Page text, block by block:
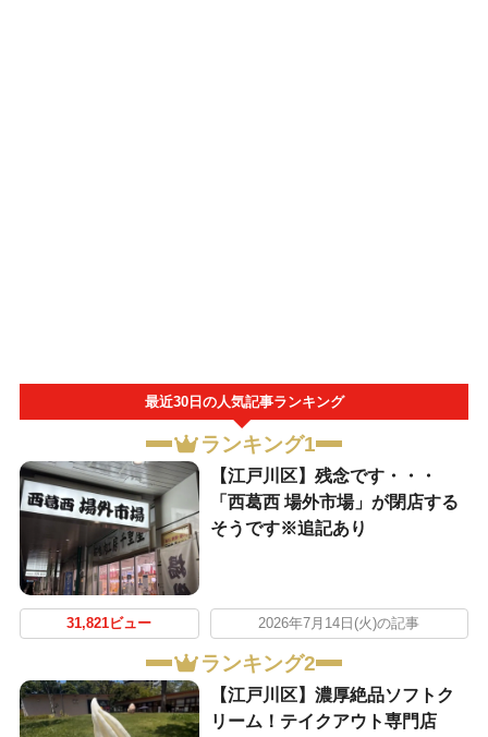
最近30日の人気記事ランキング
ランキング1
【江戸川区】残念です・・・
「西葛西 場外市場」が閉店する
そうです※追記あり
31,821ビュー 2026年7月14日(火)の記事
ランキング2
【江戸川区】濃厚絶品ソフトク
リーム！テイクアウト専門店